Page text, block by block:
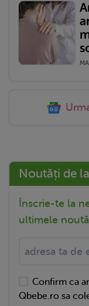
Noutăți de
Înscrie-te la
ultimele
Confirm ca
Qbebe.ro sa